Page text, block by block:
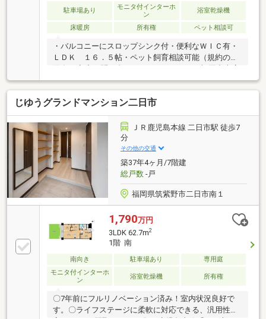
までの993店舗、6709人のスタッフ （2022年9月末時
点）が住まい選びのお手伝いをしています。
駐車場あり
モニタ付インターホ
ン
浴室乾燥機
床暖房 所有権 ペット相談可
・バルコニーにスロップシンク付・便利なＷＩＣ有・
ＬＤＫ １６．５帖・ペット飼育相談可能（規約の制
までお願い致します◆◆ＦＵＫＵＹＡ福岡中央店は、
地下鉄七隈線「渡辺通」駅まで徒歩４分、サニー渡辺
通店の向かいです。お電話、メール、ご来店も随時受
付中です。お気軽に問い合わせください！
じゆうグランドマンション二日市
ＪＲ鹿児島本線 二日市駅 徒歩7
分
その他の交通
築37年4ヶ月/7階建
総戸数-戸
福岡県筑紫野市二日市南１
1,790万円
3LDK 62.7m2
1階 南
南向き 駐車場あり
専用庭
モニタ付インターホ
ン
浴室乾燥機 所有権
〇7年前にフルリノベーション済み！室内状況良好で
す。〇ライフステージに柔軟に対応できる、汎用性の